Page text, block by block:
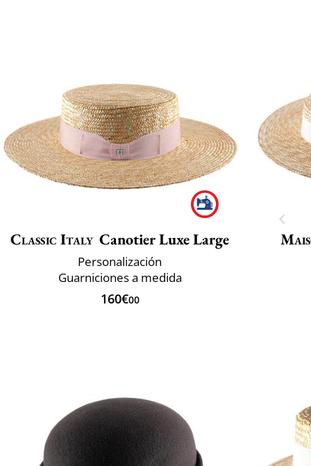
Classic Italy Canotier Luxe Large
Personalización
Guarniciones a medida
160€00